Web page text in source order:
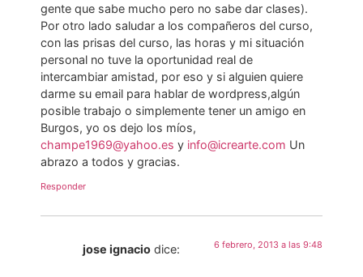
gente que sabe mucho pero no sabe dar clases).
Por otro lado saludar a los compañeros del curso,
con las prisas del curso, las horas y mi situación
personal no tuve la oportunidad real de
intercambiar amistad, por eso y si alguien quiere
darme su email para hablar de wordpress,algún
posible trabajo o simplemente tener un amigo en
Burgos, yo os dejo los míos,
champe1969@yahoo.es y info@icrearte.com Un
abrazo a todos y gracias.
Responder
jose ignacio dice: 6 febrero, 2013 a las 9:48